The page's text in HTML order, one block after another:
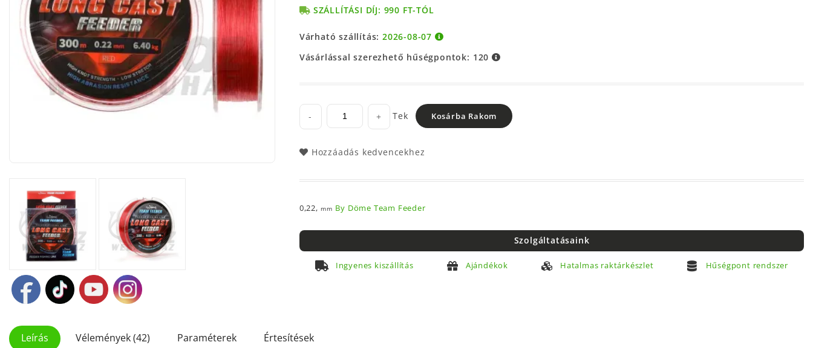
SZÁLLÍTÁSI DÍJ: 990 FT-TÓL
Várható szállítás:2026-08-07
Vásárlással szerezhető hűségpontok: 120
- + Tek Kosárba Rakom
Hozzáadás kedvencekhez
0,22, mm By Döme Team Feeder
Szolgáltatásaink
Ingyenes kiszállítás Ajándékok Hatalmas raktárkészlet Hűségpont rendszer
Leírás Vélemények (42) Paraméterek Értesítések